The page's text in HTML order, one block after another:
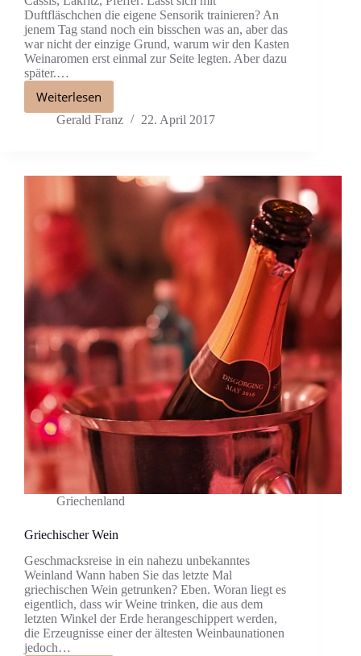
Duftfläschchen die eigene Sensorik trainieren? An
jenem Tag stand noch ein bisschen was an, aber das
war nicht der einzige Grund, warum wir den Kasten
Weinaromen erst einmal zur Seite legten. Aber dazu
später.…
Weiterlesen
Gerald Franz 22. April 2017
Griechenland
Griechischer Wein
Geschmacksreise in ein nahezu unbekanntes
Weinland Wann haben Sie das letzte Mal
griechischen Wein getrunken? Eben. Woran liegt es
eigentlich, dass wir Weine trinken, die aus dem
letzten Winkel der Erde herangeschippert werden,
die Erzeugnisse einer der ältesten Weinbaunationen
jedoch…